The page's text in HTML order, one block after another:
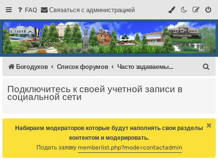
FAQ Связаться с администрацией
Регистрация
Форум Богодухова
Богодухов
Богодухов Список форумов Часто задаваемые вопросы
к
Подключитесь к своей учетной записи в
социальной сети
Набираем модераторов которые будут наполнять свои разделы
контентом и модерировать.
Подать заявку memberlist.php?mode=contactadmin